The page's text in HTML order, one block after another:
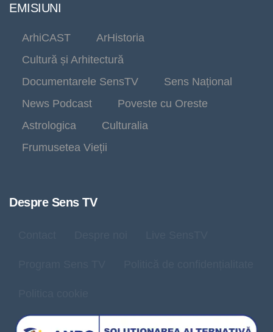
EMISIUNI
ArhiCAST
ArHistoria
Cultură și Arhitectură
Documentarele SensTV
Sens Național
News Podcast
Poveste cu Oreste
Astrologica
Culturalia
Frumusetea Vieții
Despre Sens TV